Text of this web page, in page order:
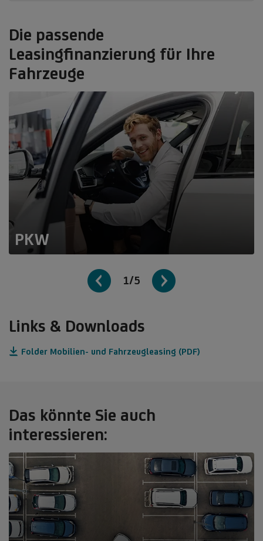
Die passende
Leasingfinanzierung für Ihre
Fahrzeuge
PKW
1/5
Links & Downloads
Folder Mobilien- und Fahrzeugleasing (PDF)
Das könnte Sie auch
interessieren: